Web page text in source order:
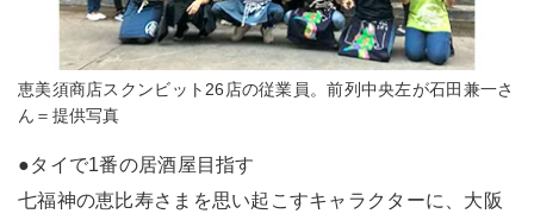
恵美須商店スクンビット26店の従業員。前列中央左が石田兼一さ
ん＝提供写真
●タイで1番の居酒屋目指す
七福神の恵比寿さまを思い起こすキャラクターに、大阪